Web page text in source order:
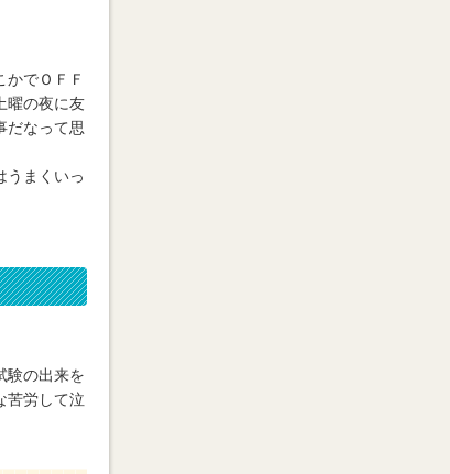
でＯＦＦ
曜の夜に友
だなって思
うまくいっ
験の出来を
苦労して泣